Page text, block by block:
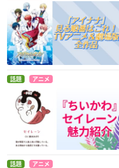
話題 アニメ
話題 アニメ